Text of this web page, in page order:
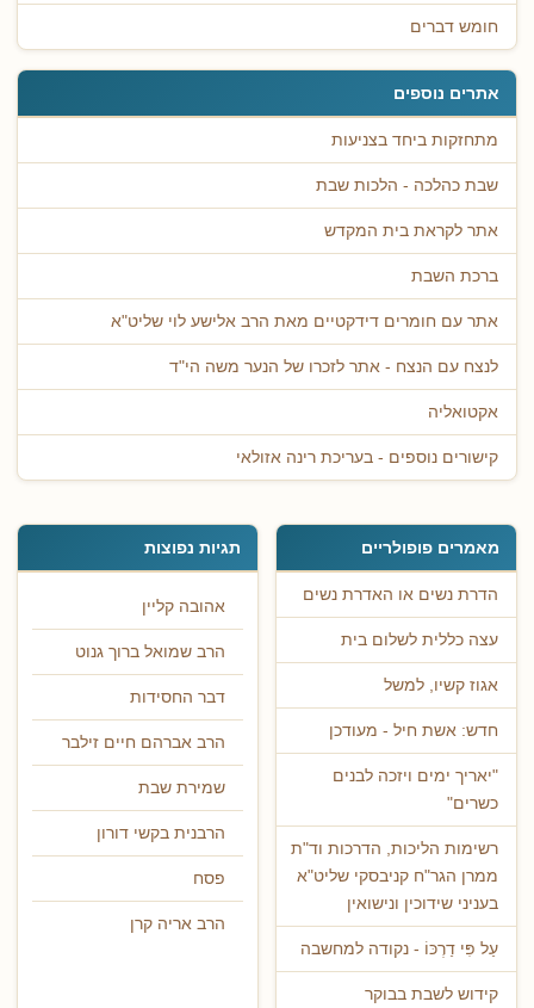
חומש דברים
אתרים נוספים
מתחזקות ביחד בצניעות
שבת כהלכה - הלכות שבת
אתר לקראת בית המקדש
ברכת השבת
אתר עם חומרים דידקטיים מאת הרב אלישע לוי שליט"א
לנצח עם הנצח - אתר לזכרו של הנער משה הי"ד
אקטואליה
קישורים נוספים - בעריכת רינה אזולאי
מאמרים פופולריים
הדרת נשים או האדרת נשים
עצה כללית לשלום בית
אגוז קשיו, למשל
חדש: אשת חיל - מעודכן
"יאריך ימים ויזכה לבנים
כשרים"
רשימות הליכות, הדרכות וד"ת
ממרן הגר"ח קניבסקי שליט"א
בעניני שידוכין ונישואין
עַל פִּי דַרְכּוֹ - נקודה למחשבה
קידוש לשבת בבוקר
תגיות נפוצות
אהובה קליין
הרב שמואל ברוך גנוט
דבר החסידות
הרב אברהם חיים זילבר
שמירת שבת
הרבנית בקשי דורון
פסח
הרב אריה קרן